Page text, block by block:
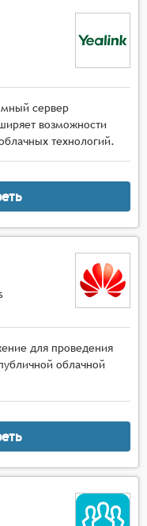
сервер
возможности
технологий.
для проведения
облачной